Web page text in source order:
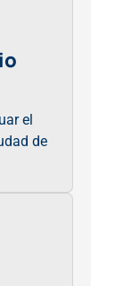
el
de